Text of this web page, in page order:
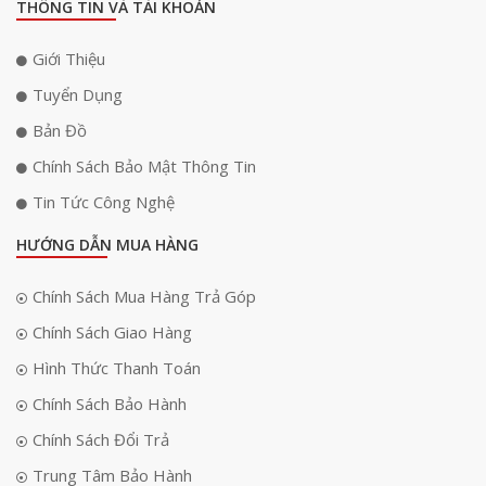
Bên cạnh không gian nhà ở, đèn còn là sự lựa chọn lý tưởng cho các
để làm nổi bật, tăng tính thẩm mỹ cho thiết kế công trình và khơi gợi bầu
không khí cần thiết, thu hút sự chú ý của người đi qua. Thiết 2 đầu sáng
THÔNG TIN VÀ TÀI KHOẢN
Giới Thiệu
Tuyển Dụng
Bản Đồ
Chính Sách Bảo Mật Thông Tin
Tin Tức Công Nghệ
HƯỚNG DẪN MUA HÀNG
Chính Sách Mua Hàng Trả Góp
Chính Sách Giao Hàng
Hình Thức Thanh Toán
Chính Sách Bảo Hành
Chính Sách Đổi Trả
Trung Tâm Bảo Hành